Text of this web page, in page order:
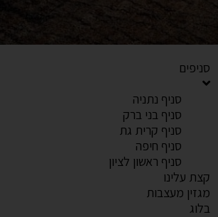
סניפים
סניף נתניה
סניף בני ברק
סניף קרית גת
סניף חיפה
סניף ראשון לציון
קצת עלינו
מגזין מעצבות
בלוג